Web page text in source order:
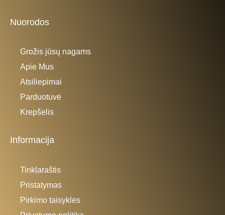
Nuorodos
Grožis jūsų nagams
Apie Mus
Atsiliepimai
Parduotuvė
Krepšelis
Informacija
Tinklaraštis
Pristatymas
Pirkimo taisyklės